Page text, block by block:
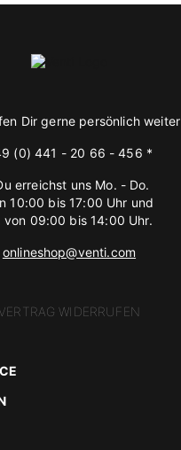
Dir gerne persönlich weiter
(0) 441 - 20 66 - 456 *
erreichst uns Mo. - Do.
10:00 bis 17:00 Uhr und
von 09:00 bis 14:00 Uhr.
onlineshop@venti.com
WIDERRUFEN